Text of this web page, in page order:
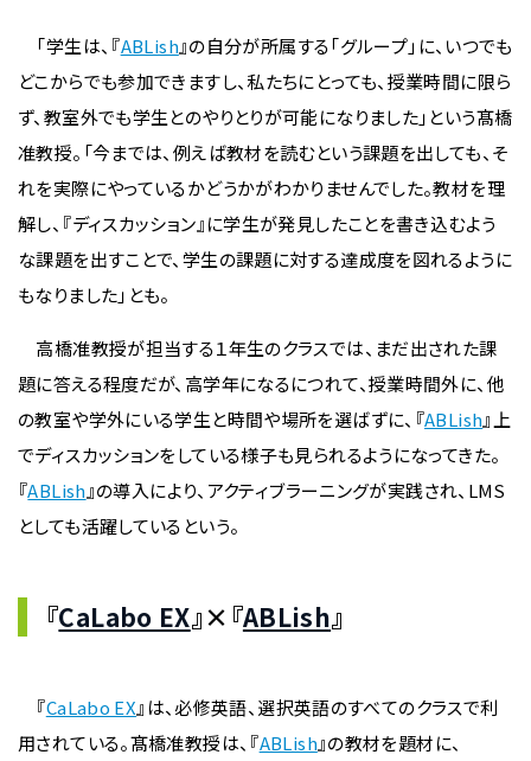
「学生は、『ABLish』の自分が所属する「グループ」に、いつでも
どこからでも参加できますし、私たちにとっても、授業時間に限ら
ず、教室外でも学生とのやりとりが可能になりました」という髙橋
准教授。「今までは、例えば教材を読むという課題を出しても、そ
れを実際にやっているかどうかがわかりませんでした。教材を理
解し、『ディスカッション』に学生が発見したことを書き込むよう
な課題を出すことで、学生の課題に対する達成度を図れるように
もなりました」とも。
高橋准教授が担当する１年生のクラスでは、まだ出された課
題に答える程度だが、高学年になるにつれて、授業時間外に、他
の教室や学外にいる学生と時間や場所を選ばずに、『ABLish』上
でディスカッションをしている様子も見られるようになってきた。
『ABLish』の導入により、アクティブラーニングが実践され、LMS
としても活躍しているという。
『CaLabo EX』×『ABLish』
『CaLabo EX』は、必修英語、選択英語のすべてのクラスで利
用されている。髙橋准教授は、『ABLish』の教材を題材に、